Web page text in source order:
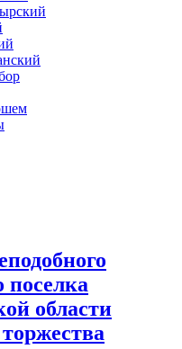
поселка
области